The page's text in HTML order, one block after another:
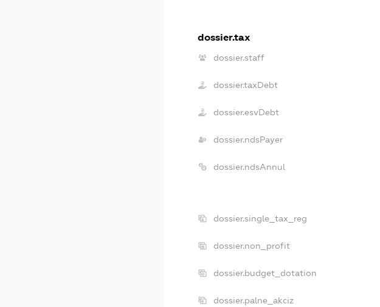
dossier.tax
dossier.staff
dossier.taxDebt
dossier.esvDebt
dossier.ndsPayer
dossier.ndsAnnul
dossier.single_tax_reg
dossier.non_profit
dossier.budget_dotation
dossier.palne_akciz